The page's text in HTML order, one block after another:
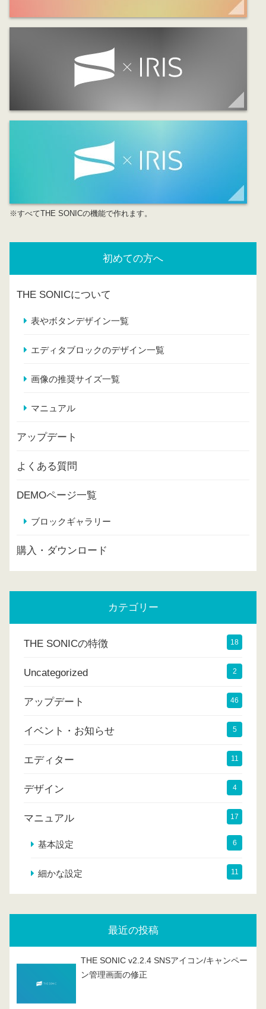
※すべてTHE SONICの機能で作れます。
初めての方へ
THE SONICについて
表やボタンデザイン一覧
エディタブロックのデザイン一覧
画像の推奨サイズ一覧
マニュアル
アップデート
よくある質問
DEMOページ一覧
ブロックギャラリー
購入・ダウンロード
カテゴリー
THE SONICの特徴 18
Uncategorized 2
アップデート 46
イベント・お知らせ 5
エディター 11
デザイン 4
マニュアル 17
基本設定 6
細かな設定 11
最近の投稿
THE SONIC v2.2.4 SNSアイコン/キャンペー
ン管理画面の修正